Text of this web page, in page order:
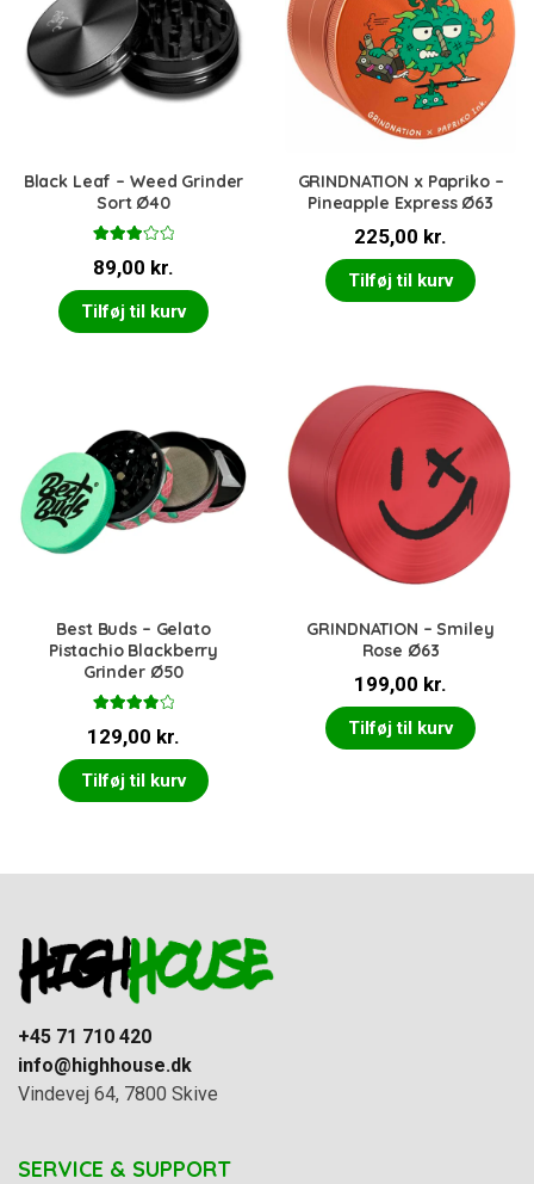
Black Leaf – Weed Grinder
Sort Ø40
et3.00
ud af 5
89,00 kr.
Tilføj til kurv
GRINDNATION x Papriko –
Pineapple Express Ø63
225,00 kr.
Tilføj til kurv
Best Buds – Gelato
Pistachio Blackberry
Grinder Ø50
4.00ud
af 5
129,00 kr.
Tilføj til kurv
GRINDNATION – Smiley
Rose Ø63
199,00 kr.
Tilføj til kurv
+45 71 710 420
info@highhouse.dk
Vindevej 64, 7800 Skive
SERVICE & SUPPORT